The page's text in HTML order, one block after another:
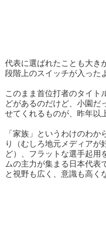
代表に選ばれたことも大き
段階上のスイッチが入った
このまま首位打者のタイト
どがあるのだけど、小園だ
せてくれるものが、昨年以
「家族」というわけのわ
り（むしろ地元メディアが
ど）、フラットな選手起用
ムの主力が集まる日本代表
と視野も広く、意識も高く